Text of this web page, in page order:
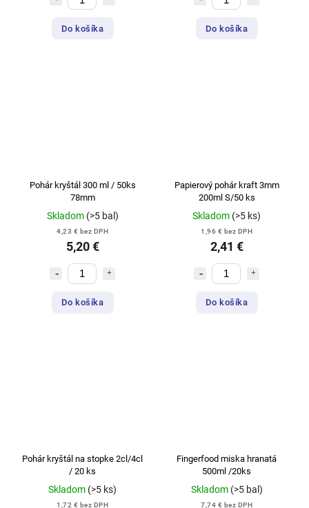
Do košíka Do košíka
Pohár kryštál 300 ml / 50ks
78mm
Skladom (>5 bal)
4,23 € bez DPH
5,20 €
Do košíka
Papierový pohár kraft 3mm
200ml S/50 ks
Skladom (>5 ks)
1,96 € bez DPH
2,41 €
Do košíka
Pohár kryštál na stopke 2cl/4cl
/ 20 ks
Skladom (>5 ks)
1,72 € bez DPH
Fingerfood miska hranatá
500ml /20ks
Skladom (>5 bal)
7,74 € bez DPH